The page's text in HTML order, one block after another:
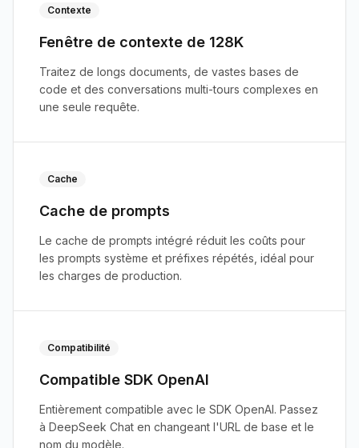
Contexte
Fenêtre de contexte de 128K
Traitez de longs documents, de vastes bases de
code et des conversations multi-tours complexes en
une seule requête.
Cache
Cache de prompts
Le cache de prompts intégré réduit les coûts pour
les prompts système et préfixes répétés, idéal pour
les charges de production.
Compatibilité
Compatible SDK OpenAI
Entièrement compatible avec le SDK OpenAI. Passez
à DeepSeek Chat en changeant l'URL de base et le
nom du modèle.